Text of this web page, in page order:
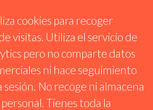
MÚSICA KASUAL
Y ACÚSTICO CON FERNANDO
CUCAS) Y EL FESTIVAL AFRO
BLUE SEGOVIA
cookies para recoger
visitas. Utiliza el servicio de
pero no comparte datos
ni hace seguimiento
sesión. No recoge ni almacena
Tienes toda la